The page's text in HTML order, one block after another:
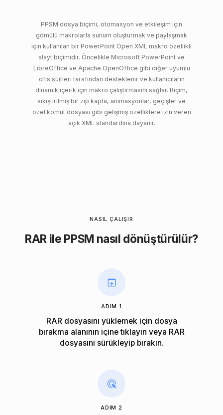
PPSM dosya biçimi, otomasyon ve etkileşim için
gömülü makrolarla sunum oluşturmak ve paylaşmak
için kullanılan bir PowerPoint Open XML makro özellikli
slayt biçimidir. Öncelikle Microsoft PowerPoint ve
LibreOffice ve Apache OpenOffice gibi diğer uyumlu
ofis süitleri tarafından desteklenir ve kullanıcıların
dinamik içerik için makro çalıştırmasını sağlar. Biçim,
sıkıştırılmış bir zip kapta, animasyonlar, geçişler ve
özel komut dosyası gibi gelişmiş özelliklere izin veren
açık XML standardına dayanır.
NASIL ÇALIŞIR
RAR ile PPSM nasıl dönüştürülür?
ADIM 1
RAR dosyasını yüklemek için dosya
bırakma alanının içine tıklayın veya RAR
dosyasını sürükleyip bırakın.
ADIM 2